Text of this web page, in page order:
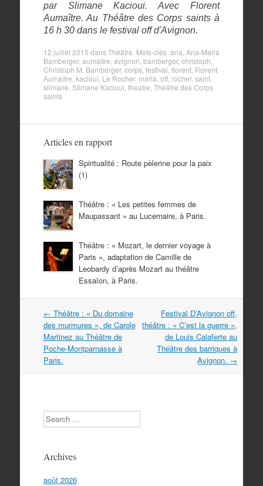
par Slimane Kacioui. Avec Florent
Aumaître. Au Théâtre des Corps saints à
16 h 30 dans le festival off d'Avignon.
12 juillet 2015 dansThéâtre . Mots-clés :ana Ana-Maria
Bamberger, aumaitre avignon bamberger, christoph
Christoph M. Bamberger, corps, festival florent, Florent
Aumaître kacioui Le Rocher, maria off, rocher, saint,
slimane Slimane Kacioui theatre Théâtre des Corps
saints
Articles en rapport
Spiritualité : Route pèlerine pour la paix
(1)
Théâtre : « Les petites femmes de
Maupassant » au Lucernaire, à Paris.
Théâtre : « Mozart, le dernier voyage à
Paris », adaptation de Camille de
Leobardy d’après Mozart au théâtre
Essaïon, à Paris.
Navigation
dans
les
articles
← Théâtre : « Du domaine
des murmures », de Carole
Martinez au Théâtre de
Poche-Montparnasse à
Paris.
Festival D’Avignon off,
théâtre : « C’est la guerre »,
de Louis Calaferte au
Théâtre des barriques à
Avignon. →
Search
Archives
août 2026